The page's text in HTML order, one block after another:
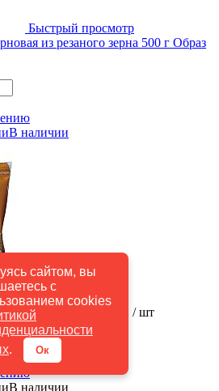
сайтом, вы
с
cookies
. Ок
Быстрый просмотр
из резаного зерна 500 г Образ
В наличии
Быстрый просмотр
Здравица
/ шт
В наличии